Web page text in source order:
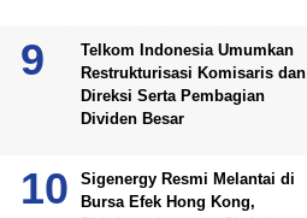
Telkom Indonesia Umumkan
Restrukturisasi Komisaris dan
Direksi Serta Pembagian
Dividen Besar
Sigenergy Resmi Melantai di
Bursa Efek Hong Kong,